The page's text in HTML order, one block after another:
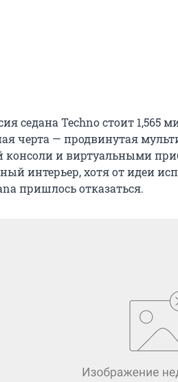
седана Techno стоит 1,565
черта — продвинутая
консоли и виртуальными
интерьер, хотя от идеи
пришлось отказаться.